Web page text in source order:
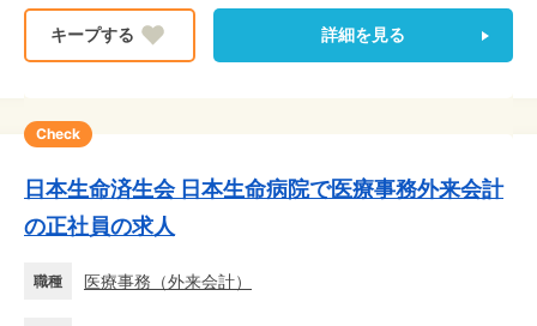
詳細を見る
Check
日本生命済生会 日本生命病院で医療事務外来会計
の正社員の求人
職種 医療事務 （外来会計）